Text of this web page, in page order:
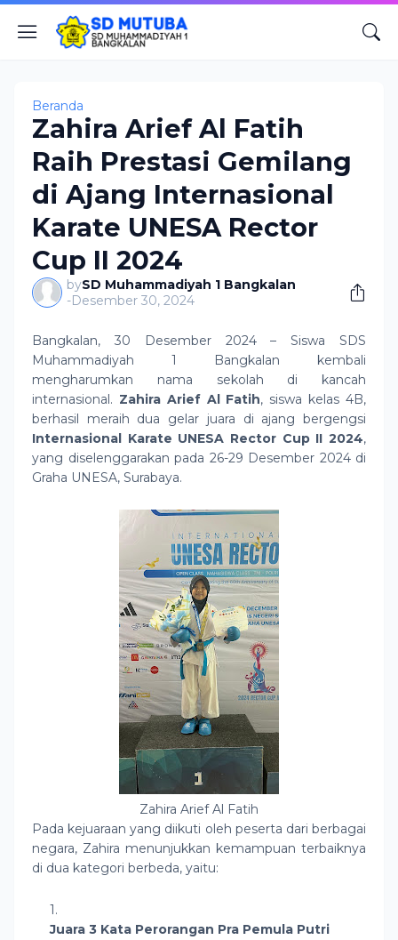
Beranda
Zahira Arief Al Fatih
Raih Prestasi Gemilang
di Ajang Internasional
Karate UNESA Rector
Cup II 2024
bySD Muhammadiyah 1 Bangkalan
-Desember 30, 2024
Bangkalan, 30 Desember 2024 – Siswa SDS
Muhammadiyah 1 Bangkalan kembali
mengharumkan nama sekolah di kancah
internasional. Zahira Arief Al Fatih, siswa kelas 4B,
berhasil meraih dua gelar juara di ajang bergengsi
Internasional Karate UNESA Rector Cup II 2024,
yang diselenggarakan pada 26-29 Desember 2024 di
Graha UNESA, Surabaya.
Zahira Arief Al Fatih
Pada kejuaraan yang diikuti oleh peserta dari berbagai
negara, Zahira menunjukkan kemampuan terbaiknya
di dua kategori berbeda, yaitu:
Juara 3 Kata Perorangan Pra Pemula Putri